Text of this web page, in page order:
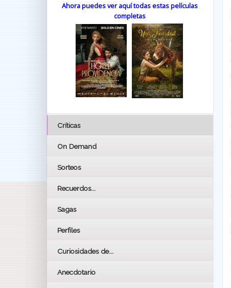
Ahora puedes ver aquí todas estas películas
completas
Críticas
On Demand
Sorteos
Recuerdos...
Sagas
Perfiles
Curiosidades de...
Anecdotario